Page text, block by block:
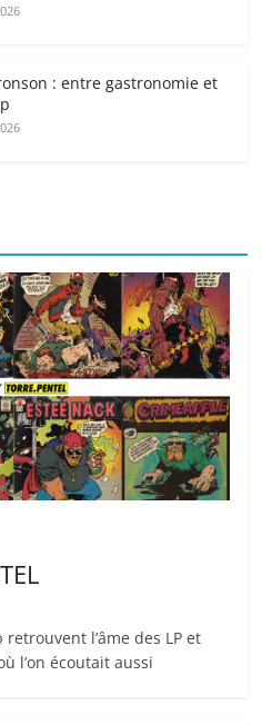
: entre gastronomie et
l’âme des LP et
l’on écoutait aussi